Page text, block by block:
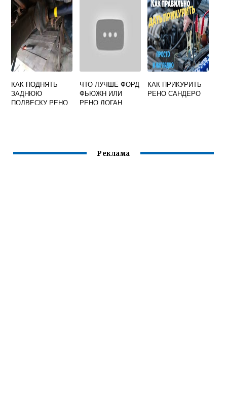
КАК ПОДНЯТЬ
ЗАДНЮЮ
ПОДВЕСКУ РЕНО
ЧТО ЛУЧШЕ ФОРД
ФЬЮЖН ИЛИ
РЕНО ЛОГАН
КАК ПРИКУРИТЬ
РЕНО САНДЕРО
Реклама